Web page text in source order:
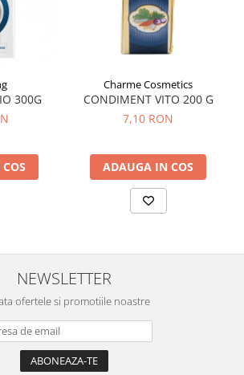
300G
Charme Cosmetics
CONDIMENT VITO 200 G
7,10 RON
ADAUGA IN COS
NEWSLETTER
ofertele si promotiile noastre